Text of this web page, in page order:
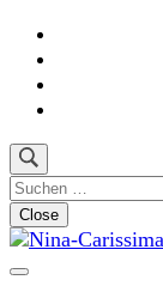
Skip
content
(Press
Suchen
nach:
Close